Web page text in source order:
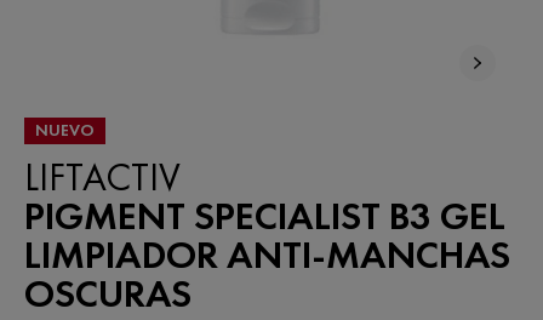
NUEVO
LIFTACTIV
PIGMENT SPECIALIST B3 GEL
LIMPIADOR ANTI-MANCHAS
OSCURAS